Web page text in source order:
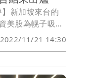
】新加坡來台的
美股為幌子吸
獲利高達10億餘
《銀行法》判藝
月到1年不等。1
2022/11/21 14:30